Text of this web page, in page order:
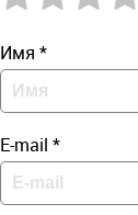
Имя *
E-mail *